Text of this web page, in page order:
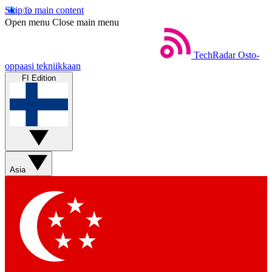
Skip to main content
Open menu Close main menu
TechRadar Osto-
oppaasi tekniikkaan
FI Edition
Asia